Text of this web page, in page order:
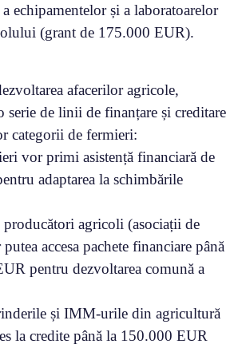
echipamentelor și a laboratoarelor
(grant de 175.000 EUR).
afacerilor agricole,
serie de linii de finanțare și creditare
categorii de fermieri:
vor primi asistență financiară de
adaptarea la schimbările
agricoli (asociații de
accesa pachete financiare până
pentru dezvoltarea comună a
și IMM-urile din agricultură
la credite până la 150.000 EUR